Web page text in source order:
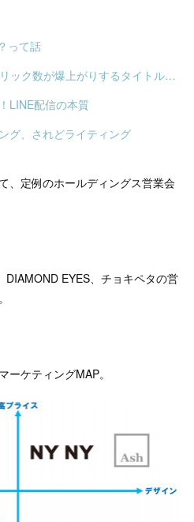
って話
たった一言でCTRアップ★クリック数が爆上がりするタイトルの決め方
LINE配信の本質
グ、されどライティング
、定例のホールディングス営業会
DIAMOND EYES、チョキペタの営
ーケティングMAP。